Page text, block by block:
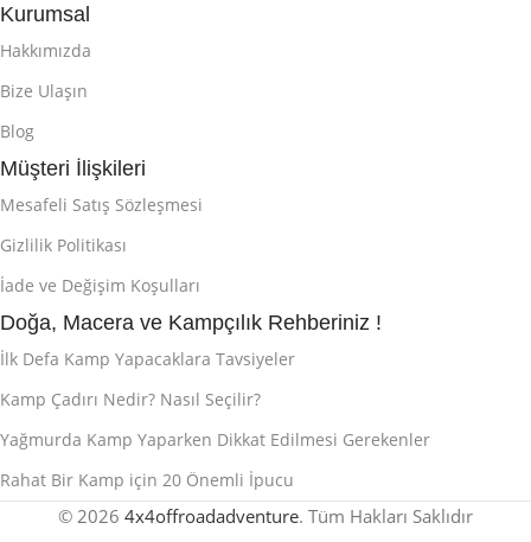
Kurumsal
Hakkımızda
Bize Ulaşın
Blog
Müşteri İlişkileri
Mesafeli Satış Sözleşmesi
Gizlilik Politikası
İade ve Değişim Koşulları
Doğa, Macera ve Kampçılık Rehberiniz !
İlk Defa Kamp Yapacaklara Tavsiyeler
Kamp Çadırı Nedir? Nasıl Seçilir?
Yağmurda Kamp Yaparken Dikkat Edilmesi Gerekenler
Rahat Bir Kamp için 20 Önemli İpucu
© 2026 4x4offroadadventure. Tüm Hakları Saklıdır